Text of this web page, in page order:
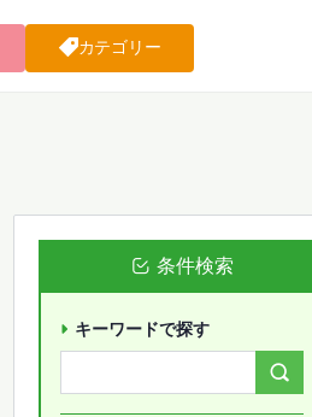
カテゴリー
条件検索
キーワードで探す